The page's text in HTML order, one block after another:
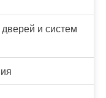
и систем